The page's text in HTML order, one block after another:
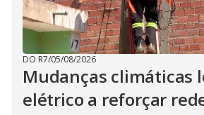
DO R7/05/08/2026
Mudanças climáticas
elétrico a reforçar